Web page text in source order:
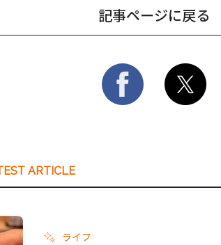
記事ページに戻る
ARTICLE
ライフ